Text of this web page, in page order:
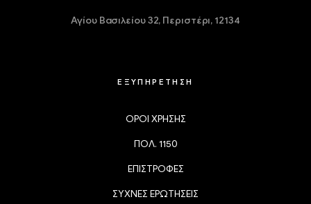
Αγίου Βασιλείου 32, Περιστέρι, 12134
ΕΞΥΠΗΡΕΤΗΣΗ
ΟΡΟΙ ΧΡΗΣΗΣ
ΠΟΛ. 1150
ΕΠΙΣΤΡΟΦΕΣ
ΣΥΧΝΕΣ ΕΡΩΤΗΣΕΙΣ